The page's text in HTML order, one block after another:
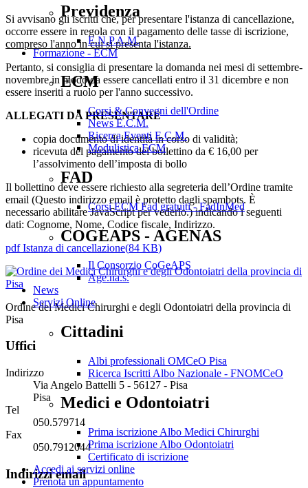
Previdenza
E.N.P.A.M.
Formazione - ECM
ECM
Corsi & Convegni dell'Ordine
News E.C.M.
Ricerca Eventi E.C.M.
Modulistica ECM
FAD
Corsi ECM Fad gratuiti - FadInMed
COGEAPS - AGENAS
Il Consorzio CoGeAPS
Age.na.s.
News
Servizi Online
Cittadini
Albi professionali OMCeO Pisa
Ricerca Iscritti Albo Nazionale - FNOMCeO
Medici e Odontoiatri
Prima iscrizione Albo Medici Chirurghi
Prima iscrizione Albo Odontoiatri
Certificato di iscrizione
Accedi ai servizi online
Prenota un appuntamento
Si avvisano gli iscritti che, per presentare l'istanza di cancellazione,
occorre essere in regola con il pagamento delle tasse di iscrizione,
compreso l'anno in cui si presenta l'istanza.
Pertanto, si consiglia di presentare la domanda nei mesi di settembre-
novembre in modo da essere cancellati entro il 31 dicembre e non
essere inseriti a ruolo per l'anno successivo.
ALLEGATI DA PRESENTARE
copia documento di identità in corso di validità;
ricevuta del pagamento del bollettino da € 16,00 per
l’assolvimento dell’imposta di bollo
Il bollettino deve essere richiesto alla segreteria dell’Ordine tramite
email (Questo indirizzo email è protetto dagli spambots. È
necessario abilitare JavaScript per vederlo.) indicando i seguenti
dati: Cognome, Nome, Codice fiscale, Indirizzo.
pdfIstanza di cancellazione(84 KB)
Ordine dei Medici Chirurghi e degli Odontoiatri della provincia di
Pisa
Uffici
Indirizzo
Via Angelo Battelli 5 - 56127 - Pisa
Pisa
Tel
050.579714
Fax
050.7912044
Indirizzi email